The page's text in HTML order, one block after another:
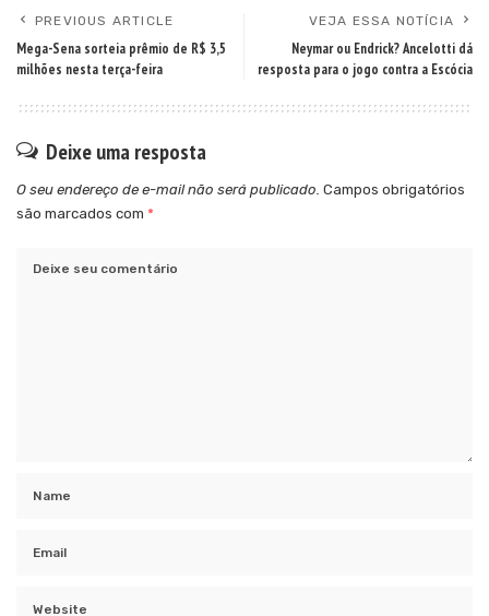
PREVIOUS ARTICLE
Mega-Sena sorteia prêmio de R$ 3,5
milhões nesta terça-feira
VEJA ESSA NOTÍCIA
Neymar ou Endrick? Ancelotti dá
resposta para o jogo contra a Escócia
Deixe uma resposta
O seu endereço de e-mail não será publicado. Campos obrigatórios
são marcados com *